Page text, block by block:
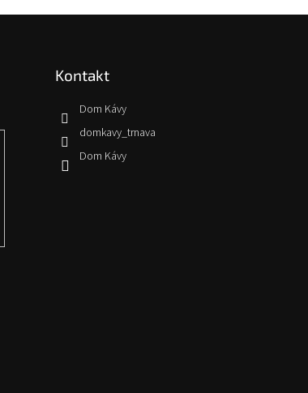
Kontakt
Dom Kávy
domkavy_trnava
Dom Kávy